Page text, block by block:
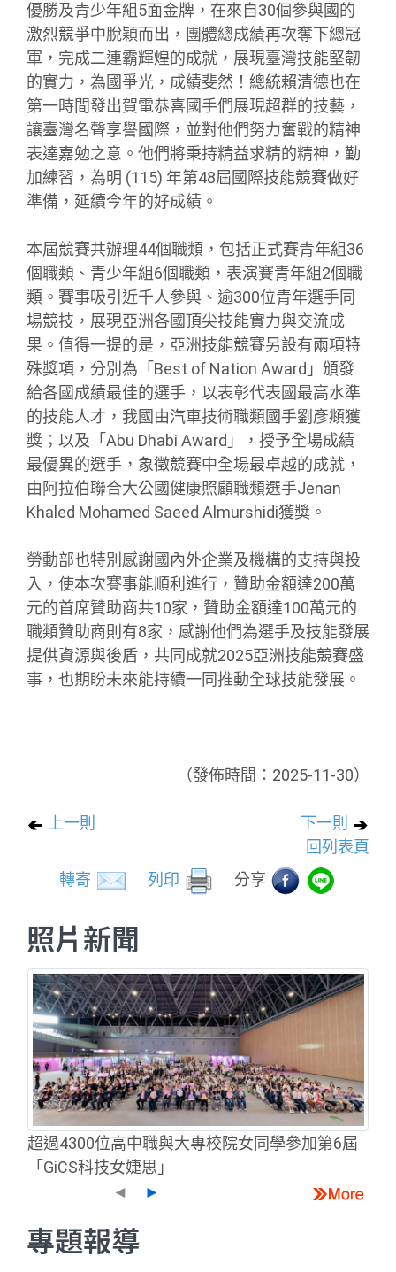
優勝及青少年組5面金牌，在來自30個參與國的
激烈競爭中脫穎而出，團體總成績再次奪下總冠
軍，完成二連霸輝煌的成就，展現臺灣技能堅韌
的實力，為國爭光，成績斐然！總統賴清德也在
第一時間發出賀電恭喜國手們展現超群的技藝，
讓臺灣名聲享譽國際，並對他們努力奮戰的精神
表達嘉勉之意。他們將秉持精益求精的精神，勤
加練習，為明 (115) 年第48屆國際技能競賽做好
準備，延續今年的好成績。
本屆競賽共辦理44個職類，包括正式賽青年組36
個職類、青少年組6個職類，表演賽青年組2個職
類。賽事吸引近千人參與、逾300位青年選手同
場競技，展現亞洲各國頂尖技能實力與交流成
果。值得一提的是，亞洲技能競賽另設有兩項特
殊獎項，分別為「Best of Nation Award」頒發
給各國成績最佳的選手，以表彰代表國最高水準
的技能人才，我國由汽車技術職類國手劉彥頫獲
獎；以及「Abu Dhabi Award」，授予全場成績
最優異的選手，象徵競賽中全場最卓越的成就，
由阿拉伯聯合大公國健康照顧職類選手Jenan
Khaled Mohamed Saeed Almurshidi獲獎。
勞動部也特別感謝國內外企業及機構的支持與投
入，使本次賽事能順利進行，贊助金額達200萬
元的首席贊助商共10家，贊助金額達100萬元的
職類贊助商則有8家，感謝他們為選手及技能發展
提供資源與後盾，共同成就2025亞洲技能競賽盛
事，也期盼未來能持續一同推動全球技能發展。
（發佈時間：2025-11-30）
上一則
下一則
回列表頁
轉寄
列印 分享
照片新聞
超過4300位高中職與大專校院女同學參加第6屆
「GiCS科技女婕思」
◄
►
專題報導